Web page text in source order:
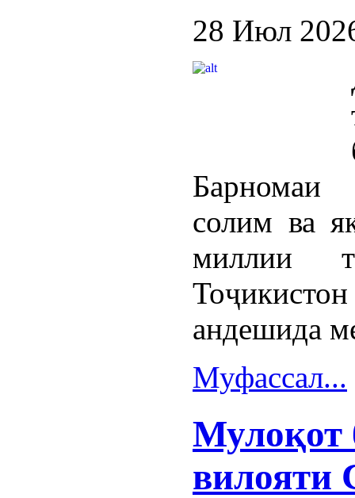
28 Июл
Барномаи
солим ва
миллии
андешида
Муфассал...
Мулоқот
вилояти